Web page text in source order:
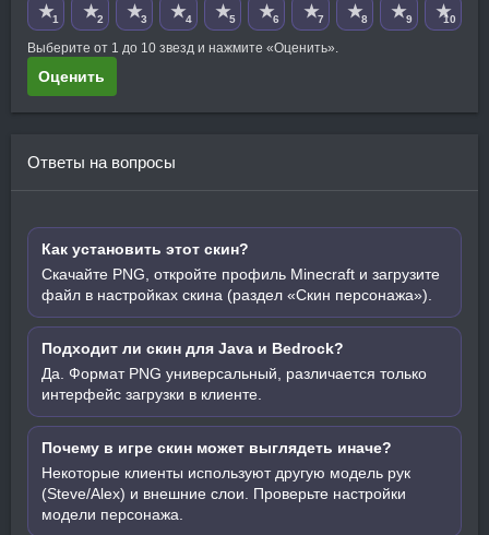
★1 ★2 ★3 ★4 ★5 ★6 ★7 ★8 ★9 ★10
Выберите от 1 до 10 звезд и нажмите «Оценить».
Оценить
Ответы на вопросы
Как установить этот скин?
Скачайте PNG, откройте профиль Minecraft и загрузите
файл в настройках скина (раздел «Скин персонажа»).
Подходит ли скин для Java и Bedrock?
Да. Формат PNG универсальный, различается только
интерфейс загрузки в клиенте.
Почему в игре скин может выглядеть иначе?
Некоторые клиенты используют другую модель рук
(Steve/Alex) и внешние слои. Проверьте настройки
модели персонажа.